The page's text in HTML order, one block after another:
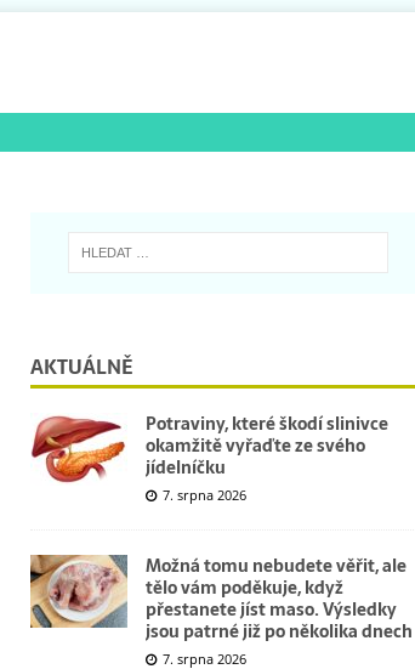
AKTUÁLNĚ
Potraviny, které škodí slinivce
okamžitě vyřaďte ze svého
jídelníčku
7. srpna 2026
Možná tomu nebudete věřit, ale
tělo vám poděkuje, když
přestanete jíst maso. Výsledky
jsou patrné již po několika dnech
7. srpna 2026